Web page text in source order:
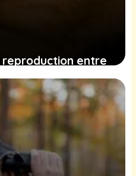
entre
domestiques :